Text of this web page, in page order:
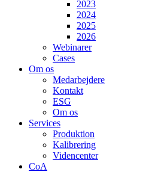
2023
2024
2025
2026
Webinarer
Cases
Om os
Medarbejdere
Kontakt
ESG
Om os
Services
Produktion
Kalibrering
Videncenter
CoA